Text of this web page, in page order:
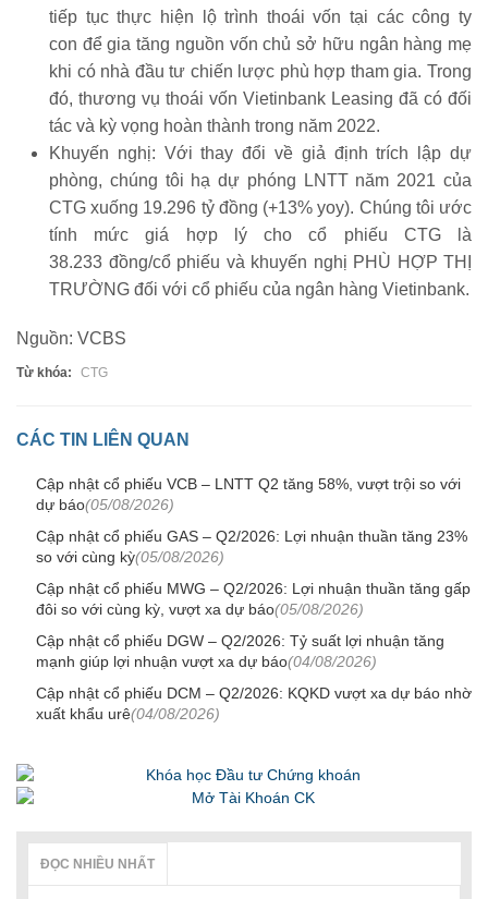
tiếp tục thực hiện lộ trình thoái vốn tại các công ty
con để gia tăng nguồn vốn chủ sở hữu ngân hàng mẹ
khi có nhà đầu tư chiến lược phù hợp tham gia. Trong
đó, thương vụ thoái vốn Vietinbank Leasing đã có đối
tác và kỳ vọng hoàn thành trong năm 2022.
Khuyến nghị: Với thay đổi về giả định trích lập dự
phòng, chúng tôi hạ dự phóng LNTT năm 2021 của
CTG xuống 19.296 tỷ đồng (+13% yoy). Chúng tôi ước
tính mức giá hợp lý cho cổ phiếu CTG là
38.233 đồng/cổ phiếu và khuyến nghị PHÙ HỢP THỊ
TRƯỜNG đối với cổ phiếu của ngân hàng Vietinbank.
Nguồn: VCBS
Từ khóa: CTG
CÁC TIN LIÊN QUAN
Cập nhật cổ phiếu VCB – LNTT Q2 tăng 58%, vượt trội so với
dự báo(05/08/2026)
Cập nhật cổ phiếu GAS – Q2/2026: Lợi nhuận thuần tăng 23%
so với cùng kỳ(05/08/2026)
Cập nhật cổ phiếu MWG – Q2/2026: Lợi nhuận thuần tăng gấp
đôi so với cùng kỳ, vượt xa dự báo(05/08/2026)
Cập nhật cổ phiếu DGW – Q2/2026: Tỷ suất lợi nhuận tăng
mạnh giúp lợi nhuận vượt xa dự báo(04/08/2026)
Cập nhật cổ phiếu DCM – Q2/2026: KQKD vượt xa dự báo nhờ
xuất khẩu urê(04/08/2026)
ĐỌC NHIỀU NHẤT